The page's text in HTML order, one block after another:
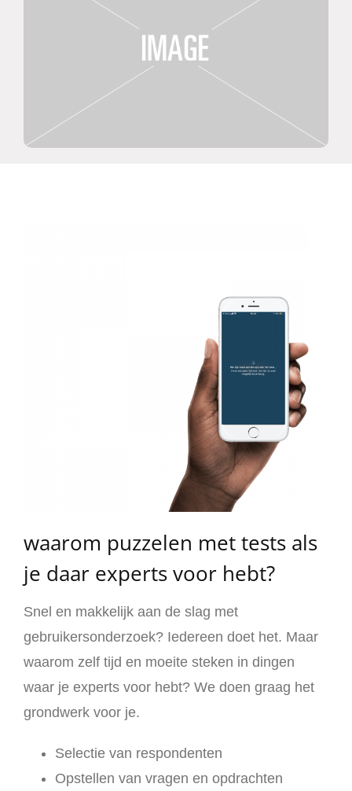
waarom puzzelen met tests als
je daar experts voor hebt?
Snel en makkelijk aan de slag met
gebruikersonderzoek? Iedereen doet het. Maar
waarom zelf tijd en moeite steken in dingen
waar je experts voor hebt? We doen graag het
grondwerk voor je.
Selectie van respondenten
Opstellen van vragen en opdrachten